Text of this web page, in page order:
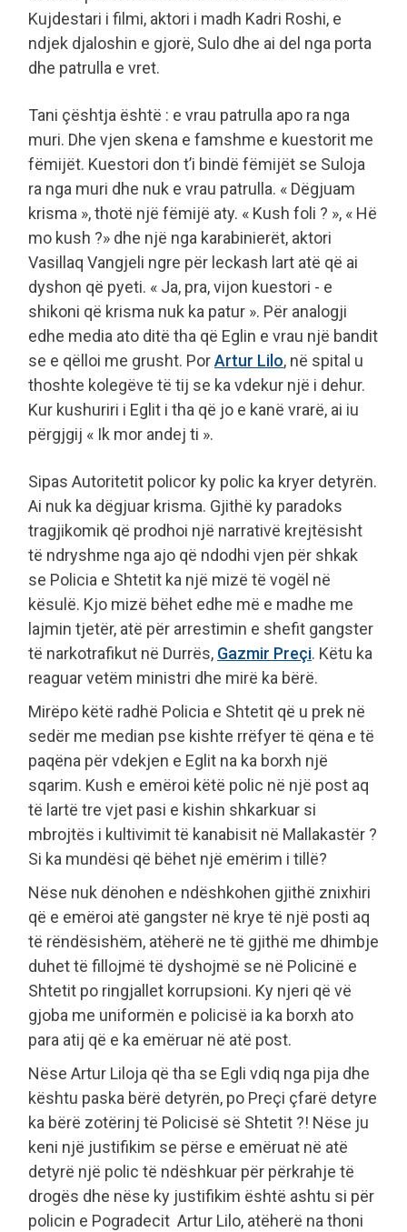
Kujdestari i filmi, aktori i madh Kadri Roshi, e
ndjek djaloshin e gjorë, Sulo dhe ai del nga porta
dhe patrulla e vret.
Tani çështja është : e vrau patrulla apo ra nga
muri. Dhe vjen skena e famshme e kuestorit me
fëmijët. Kuestori don t’i bindë fëmijët se Suloja
ra nga muri dhe nuk e vrau patrulla. « Dëgjuam
krisma », thotë një fëmijë aty. « Kush foli ? », « Hë
mo kush ?» dhe një nga karabinierët, aktori
Vasillaq Vangjeli ngre për leckash lart atë që ai
dyshon që pyeti. « Ja, pra, vijon kuestori - e
shikoni që krisma nuk ka patur ». Për analogji
edhe media ato ditë tha që Eglin e vrau një bandit
se e qëlloi me grusht. PorArtur Lilo, në spital u
thoshte kolegëve të tij se ka vdekur një i dehur.
Kur kushuriri i Eglit i tha që jo e kanë vrarë, ai iu
përgjgij « Ik mor andej ti ».
Sipas Autoritetit policor ky polic ka kryer detyrën.
Ai nuk ka dëgjuar krisma. Gjithë ky paradoks
tragjikomik që prodhoi një narrativë krejtësisht
të ndryshme nga ajo që ndodhi vjen për shkak
se Policia e Shtetit ka një mizë të vogël në
kësulë. Kjo mizë bëhet edhe më e madhe me
lajmin tjetër, atë për arrestimin e shefit gangster
të narkotrafikut në Durrës, Gazmir Preçi. Këtu ka
reaguar vetëm ministri dhe mirë ka bërë.
Mirëpo këtë radhë Policia e Shtetit që u prek në
sedër me median pse kishte rrëfyer të qëna e të
paqëna për vdekjen e Eglit na ka borxh një
sqarim. Kush e emëroi këtë polic në një post aq
të lartë tre vjet pasi e kishin shkarkuar si
mbrojtës i kultivimit të kanabisit në Mallakastër ?
Si ka mundësi që bëhet një emërim i tillë?
Nëse nuk dënohen e ndëshkohen gjithë znixhiri
që e emëroi atë gangster në krye të një posti aq
të rëndësishëm, atëherë ne të gjithë me dhimbje
duhet të fillojmë të dyshojmë se në Policinë e
Shtetit po ringjallet korrupsioni. Ky njeri që vë
gjoba me uniformën e policisë ia ka borxh ato
para atij që e ka emëruar në atë post.
Nëse Artur Liloja që tha se Egli vdiq nga pija dhe
kështu paska bërë detyrën, po Preçi çfarë detyre
ka bërë zotërinj të Policisë së Shtetit ?! Nëse ju
keni një justifikim se përse e emëruat në atë
detyrë një polic të ndëshkuar për përkrahje të
drogës dhe nëse ky justifikim është ashtu si për
policin e Pogradecit Artur Lilo, atëherë na thoni